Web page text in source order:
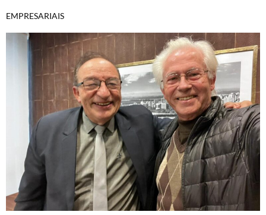
EMPRESARIAIS